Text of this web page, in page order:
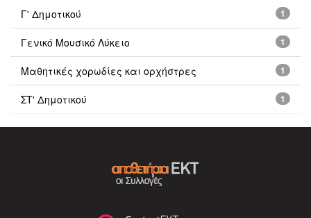
1
Γ' Δημοτικού
1
Γενικό Μουσικό Λύκειο
1
Μαθητικές χορωδίες και ορχήστρες
1
ΣΤ' Δημοτικού